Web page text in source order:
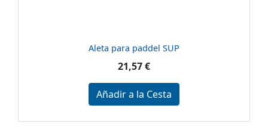
Aleta para paddel SUP
21,57 €
Añadir a la Cesta